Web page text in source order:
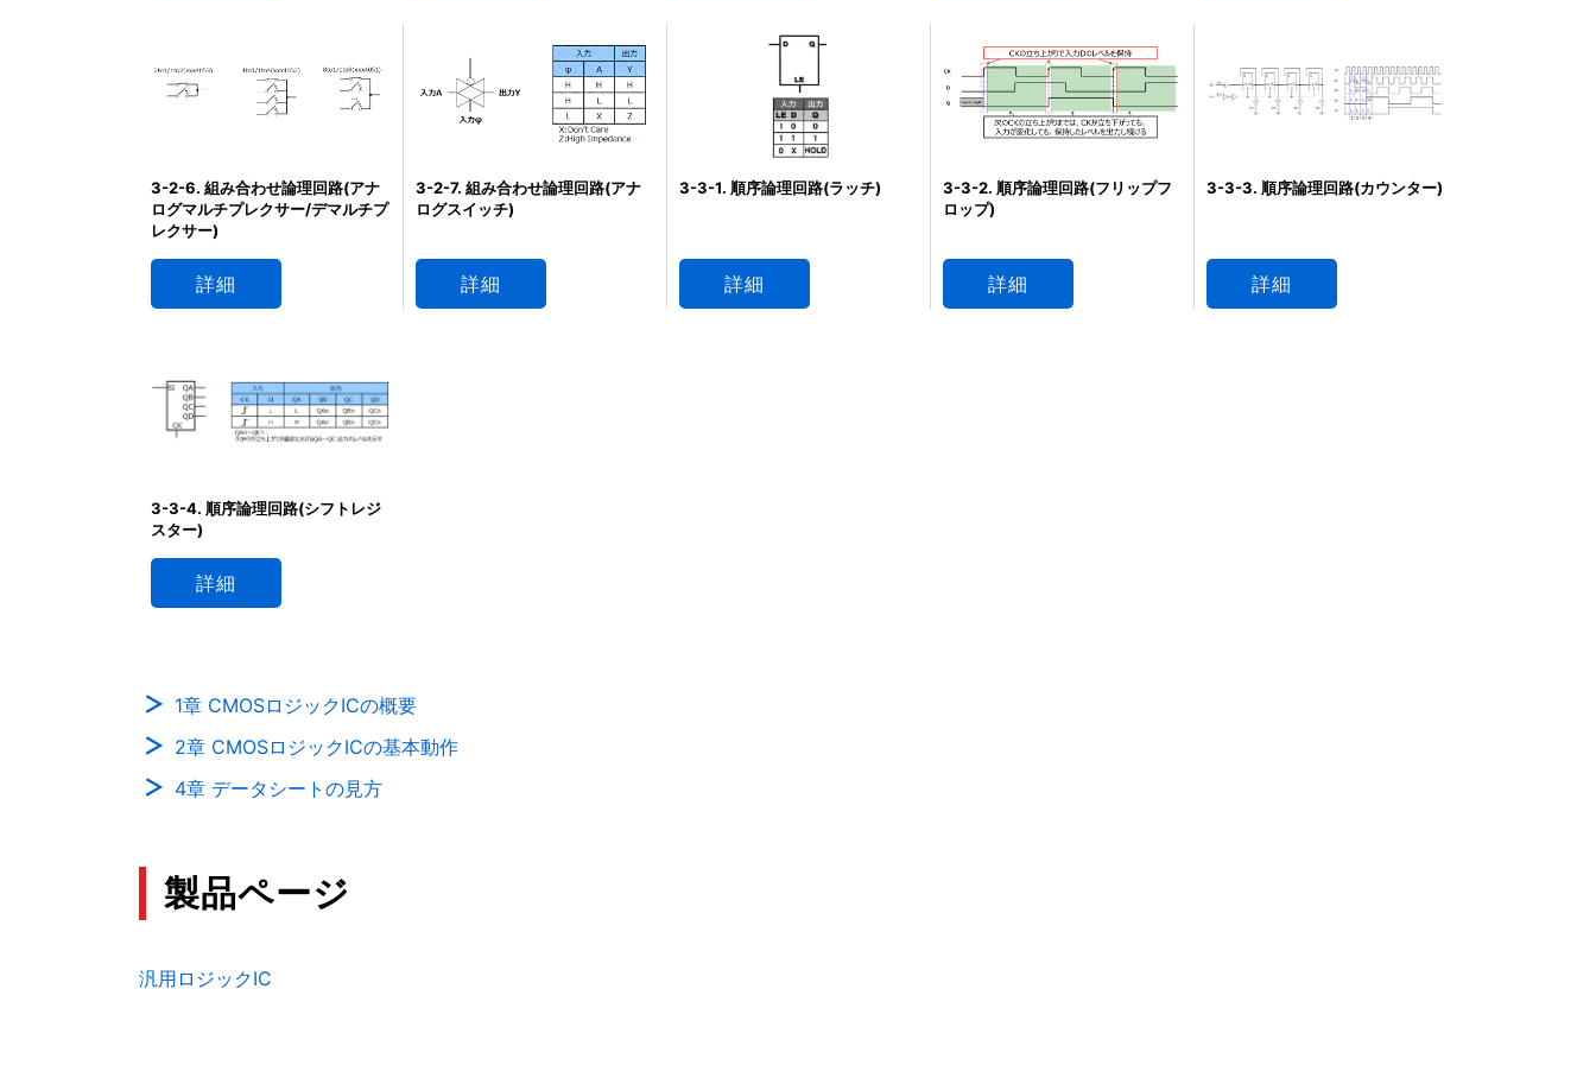
3-2-6. 組み合わせ論理回路(アナ
ログマルチプレクサー/デマルチプ
レクサー)
詳細
3-2-7. 組み合わせ論理回路(アナ
ログスイッチ)
詳細
3-3-1. 順序論理回路(ラッチ)
詳細
3-3-2. 順序論理回路(フリップフ
ロップ)
詳細
3-3-3. 順序論理回路(カウンター)
詳細
3-3-4. 順序論理回路(シフトレジ
スター)
詳細
1章 CMOSロジックICの概要
2章 CMOSロジックICの基本動作
4章 データシートの見方
製品ページ
汎用ロジックIC